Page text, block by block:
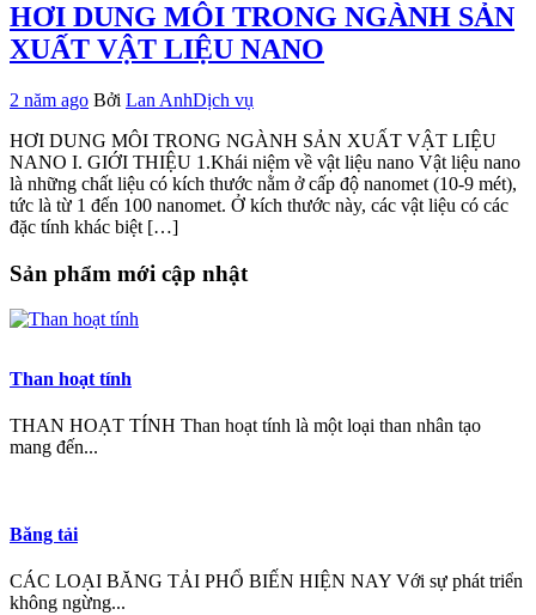
HƠI DUNG MÔI TRONG NGÀNH SẢN
XUẤT VẬT LIỆU NANO
2 năm ago Bởi Lan AnhDịch vụ
HƠI DUNG MÔI TRONG NGÀNH SẢN XUẤT VẬT LIỆU
NANO I. GIỚI THIỆU 1.Khái niệm về vật liệu nano Vật liệu nano
là những chất liệu có kích thước nằm ở cấp độ nanomet (10-9 mét),
tức là từ 1 đến 100 nanomet. Ở kích thước này, các vật liệu có các
đặc tính khác biệt […]
Sản phẩm mới cập nhật
Than hoạt tính
THAN HOẠT TÍNH Than hoạt tính là một loại than nhân tạo
mang đến...
Băng tải
CÁC LOẠI BĂNG TẢI PHỔ BIẾN HIỆN NAY Với sự phát triển
không ngừng...